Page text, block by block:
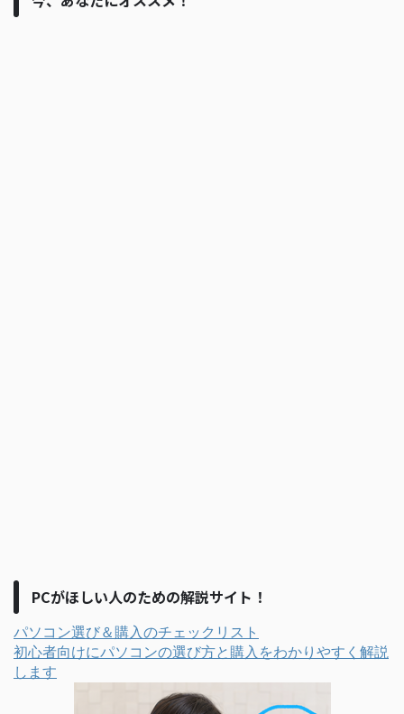
PCがほしい人のための解説サイト！
パソコン選び＆購入のチェックリスト
初心者向けにパソコンの選び方と購入をわかりやすく解説
します